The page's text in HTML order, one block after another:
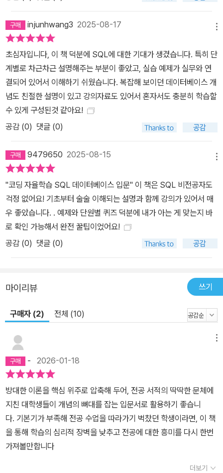
injunhwang3 2025-08-17
초심자입니다, 이 책 덕분에 SQL에 대한 기대가 생겼습니다. 특히 단
계별로 차근차근 설명해주는 부분이 좋았고, 실습 예제가 실무와 연
결되어 있어서 이해하기 쉬웠습니다. 복잡해 보이던 데이터베이스 개
념도 친절한 설명이 있고 강의자료도 있어서 혼자서도 충분히 학습할
수 있게 구성된것 같아요!
공감 (0) 댓글 (0)
9479650 2025-08-15
"코딩 자율학습 SQL 데이터베이스 입문" 이 책은 SQL 비전공자도
걱정 없어요! 기초부터 술술 이해되는 설명과 함께 강의가 있어서 매
우 좋았습니다. . 예제와 단원별 퀴즈 덕분에 내가 아는 게 맞는지 바
로 확인 가능해서 완전 꿀팁이었어요!
공감 (0) 댓글 (0)
마이리뷰 쓰기
구매자 (2) 전체 (10)
- 2026-01-18
방대한 이론을 핵심 위주로 압축해 두어, 전공 서적의 딱딱한 문체에
지친 대학생들이 개념의 뼈대를 잡는 입문서로 활용하기 좋습니
다. 기본기가 부족해 전공 수업을 따라가기 벅찼던 학생이라면, 이 책
을 통해 학습의 심리적 장벽을 낮추고 전공에 대한 흥미를 다시 한번
가져볼만합니다
더보기